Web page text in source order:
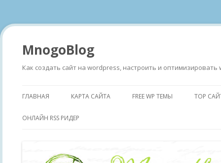
MnogoBlog
Как создать сайт на wordpress, настроить и оптимизировать
ГЛАВНАЯ КАРТА САЙТА FREE WP ТЕМЫ TOP
ОНЛАЙН RSS РИДЕР